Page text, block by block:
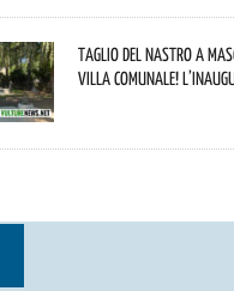
Taglio del nastro a
Villa Comunale!